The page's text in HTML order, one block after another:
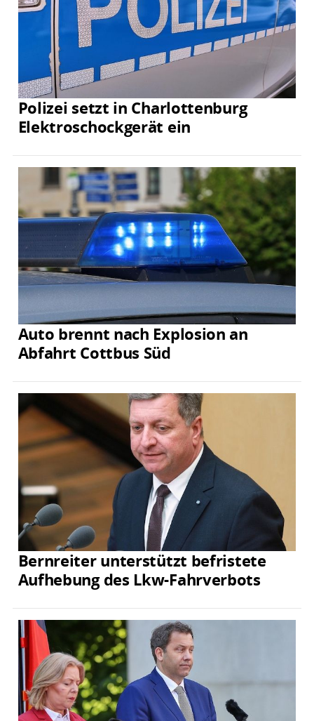
Polizei setzt in Charlottenburg
Elektroschockgerät ein
Auto brennt nach Explosion an
Abfahrt Cottbus Süd
Bernreiter unterstützt befristete
Aufhebung des Lkw-Fahrverbots